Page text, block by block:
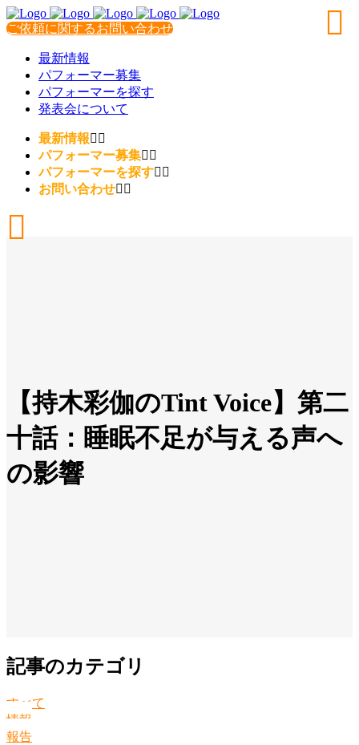
ご依頼に関するお問い合わせ
最新情報
パフォーマー募集
パフォーマーを探す
発表会について
最新情報
パフォーマー募集
パフォーマーを探す
お問い合わせ
【持木彩伽のTint Voice】第二
十話：睡眠不足が与える声へ
の影響
記事のカテゴリ
すべて
情報
報告